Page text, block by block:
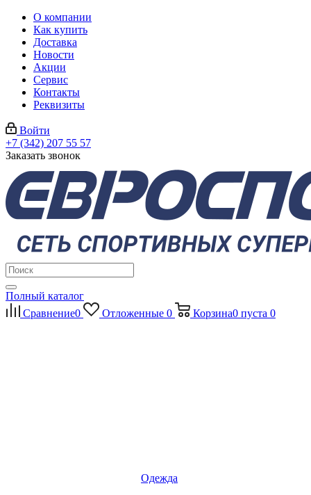
О компании
Как купить
Доставка
Новости
Акции
Сервис
Контакты
Реквизиты
Войти
+7 (342) 207 55 57
Заказать звонок
Полный каталог
Сравнение0 Отложенные 0 Корзина0 пуста 0
Одежда